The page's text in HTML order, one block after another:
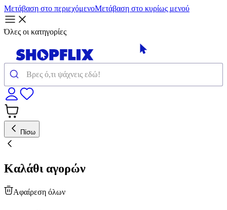
Μετάβαση στο περιεχόμενοΜετάβαση στο κυρίως μενού
Όλες οι κατηγορίες
Πίσω
Καλάθι αγορών
Αφαίρεση όλων